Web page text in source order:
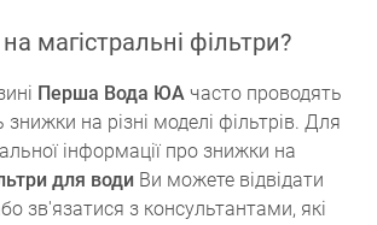
магістральні фільтри?
Перша Вода ЮА часто проводять
знижки на різні моделі фільтрів. Для
інформації про знижки на
для води Ви можете відвідати
зв'язатися з консультантами, які